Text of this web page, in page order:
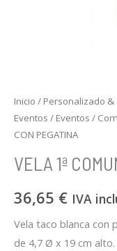
Inicio / Personalizado &
Eventos / Eventos /
CON PEGATINA
VELA 1ª
36,65 € IVA
Vela taco blanca con
de 4,7 Ø x 19 cm alto.